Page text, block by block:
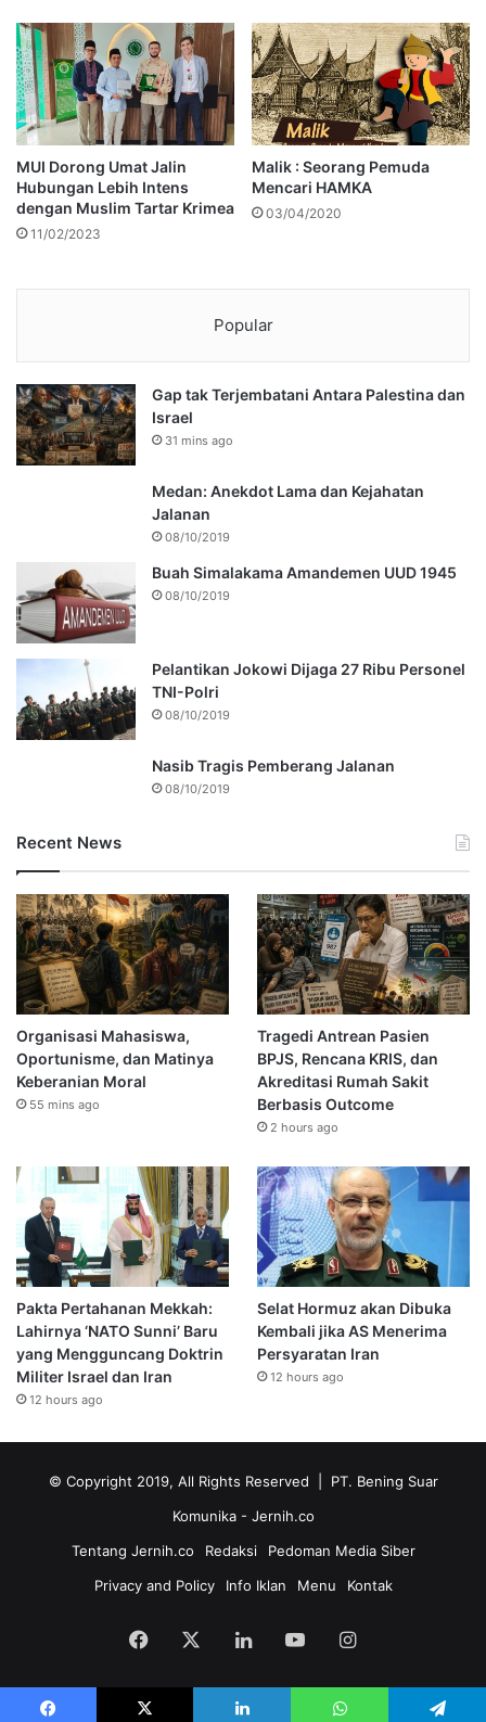
MUI Dorong Umat Jalin
Hubungan Lebih Intens
dengan Muslim Tartar Krimea
11/02/2023
Malik : Seorang Pemuda
Mencari HAMKA
03/04/2020
Popular
Gap tak Terjembatani Antara Palestina dan
Israel
31 mins ago
Medan: Anekdot Lama dan Kejahatan
Jalanan
08/10/2019
Buah Simalakama Amandemen UUD 1945
08/10/2019
Pelantikan Jokowi Dijaga 27 Ribu Personel
TNI-Polri
08/10/2019
Nasib Tragis Pemberang Jalanan
08/10/2019
Recent News
Organisasi Mahasiswa,
Oportunisme, dan Matinya
Keberanian Moral
55 mins ago
Tragedi Antrean Pasien
BPJS, Rencana KRIS, dan
Akreditasi Rumah Sakit
Berbasis Outcome
2 hours ago
Pakta Pertahanan Mekkah:
Lahirnya ‘NATO Sunni’ Baru
yang Mengguncang Doktrin
Militer Israel dan Iran
12 hours ago
Selat Hormuz akan Dibuka
Kembali jika AS Menerima
Persyaratan Iran
12 hours ago
© Copyright 2019, All Rights Reserved | PT. Bening Suar
Komunika - Jernih.co
Tentang Jernih.co
Redaksi
Pedoman Media Siber
Privacy and Policy
Info Iklan Menu Kontak
Facebook LinkedInYouTubeInstagram